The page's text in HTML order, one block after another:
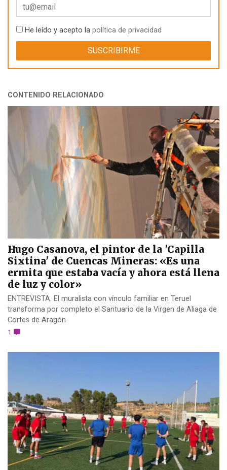
He leído y acepto la política de privacidad
CONTENIDO RELACIONADO
Hugo Casanova, el pintor de la 'Capilla
Sixtina' de Cuencas Mineras: «Es una
ermita que estaba vacía y ahora está llena
de luz y color»
ENTREVISTA. El muralista con vínculo familiar en Teruel
transforma por completo el Santuario de la Virgen de Aliaga de
Cortes de Aragón
1